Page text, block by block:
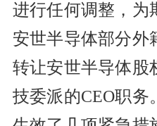
进行任何调整，为
安世半导体部分外
转让安世半导体股
技委派的CEO职